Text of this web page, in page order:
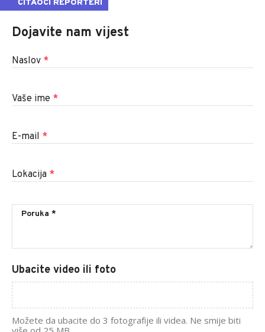
ČITAOCI REPORTERI
Dojavite nam vijest
Naslov *
Vaše ime *
E-mail *
Lokacija *
Ubacite video ili foto
Možete da ubacite do 3 fotografije ili videa. Ne smije biti